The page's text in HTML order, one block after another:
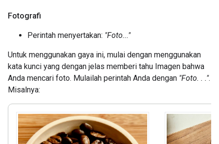
Fotografi
Perintah menyertakan: "Foto..."
Untuk menggunakan gaya ini, mulai dengan menggunakan
kata kunci yang dengan jelas memberi tahu Imagen bahwa
Anda mencari foto. Mulailah perintah Anda dengan "Foto. . .".
Misalnya: